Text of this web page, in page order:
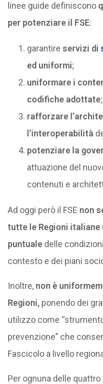
linee guide definiscono
per potenziare il FSE:
garantire servizi di
ed uniformi;
uniformare i
codifiche adottate;
rafforzare
l’interoperabilità
potenziare la
attuazione del
contenuti e
Ad oggi però il FSE non
tutte le Regioni italiane
puntuale delle
contesto e dei piani
Inoltre, non è
Regioni,ponendo dei
utilizzo come
prevenzione” che
Fascicolo a livello
Per ognuna delle